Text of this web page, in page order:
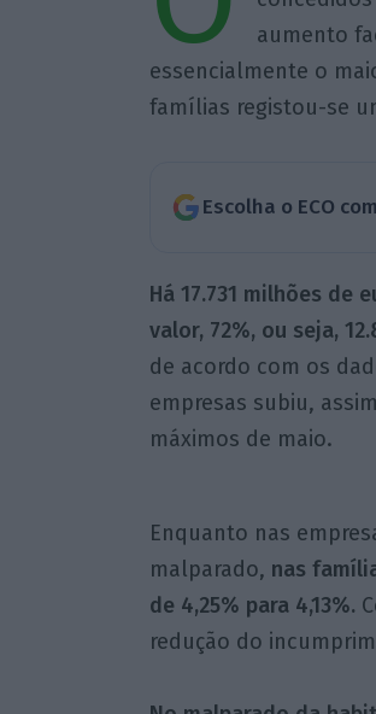
aumento
essencialmente o
famílias registou-se
Escolha o ECO
Há 17.731 milhões de
valor, 72%, ou seja,
de acordo com os
empresas subiu,
máximos de maio.
Enquanto nas
malparado, nas
de 4,25% para 4,13%.
redução do